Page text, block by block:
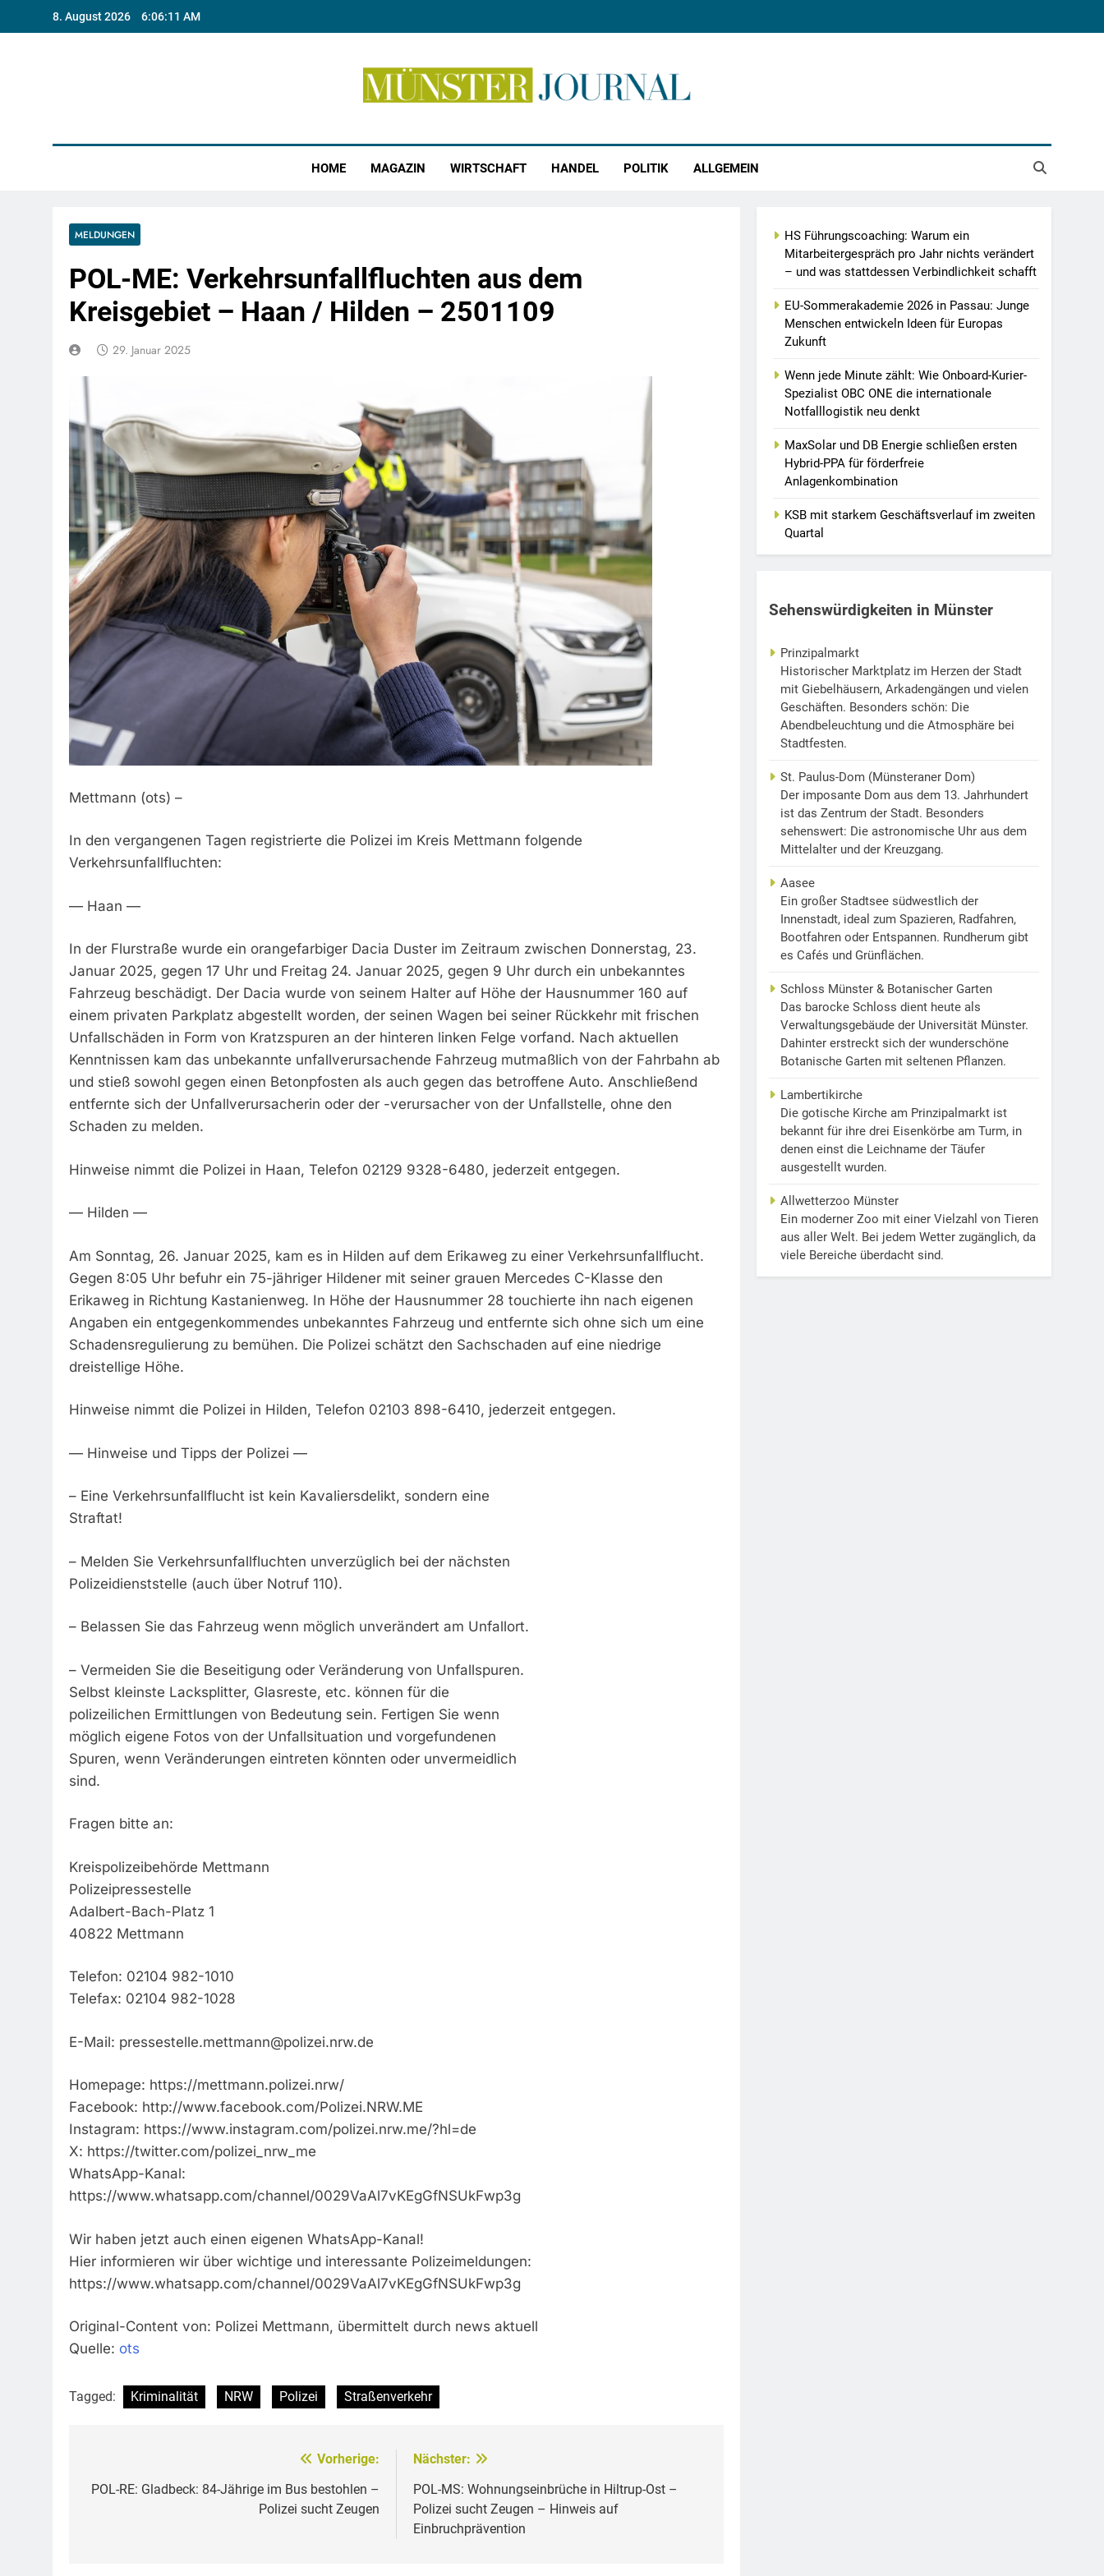
8. August 2026 6:06:12 AM
HOME MAGAZIN WIRTSCHAFT HANDEL POLITIK ALLGEMEIN
MELDUNGEN
POL-ME: Verkehrsunfallfluchten aus dem
Kreisgebiet – Haan / Hilden – 2501109
29. Januar 2025
Mettmann (ots) –
In den vergangenen Tagen registrierte die Polizei im Kreis Mettmann folgende
Verkehrsunfallfluchten:
— Haan —
In der Flurstraße wurde ein orangefarbiger Dacia Duster im Zeitraum zwischen Donnerstag, 23.
Januar 2025, gegen 17 Uhr und Freitag 24. Januar 2025, gegen 9 Uhr durch ein unbekanntes
Fahrzeug beschädigt. Der Dacia wurde von seinem Halter auf Höhe der Hausnummer 160 auf
einem privaten Parkplatz abgestellt worden, der seinen Wagen bei seiner Rückkehr mit frischen
Unfallschäden in Form von Kratzspuren an der hinteren linken Felge vorfand. Nach aktuellen
Kenntnissen kam das unbekannte unfallverursachende Fahrzeug mutmaßlich von der Fahrbahn ab
und stieß sowohl gegen einen Betonpfosten als auch gegen das betroffene Auto. Anschließend
entfernte sich der Unfallverursacherin oder der -verursacher von der Unfallstelle, ohne den
Schaden zu melden.
Hinweise nimmt die Polizei in Haan, Telefon 02129 9328-6480, jederzeit entgegen.
— Hilden —
Am Sonntag, 26. Januar 2025, kam es in Hilden auf dem Erikaweg zu einer Verkehrsunfallflucht.
Gegen 8:05 Uhr befuhr ein 75-jähriger Hildener mit seiner grauen Mercedes C-Klasse den
Erikaweg in Richtung Kastanienweg. In Höhe der Hausnummer 28 touchierte ihn nach eigenen
Angaben ein entgegenkommendes unbekanntes Fahrzeug und entfernte sich ohne sich um eine
Schadensregulierung zu bemühen. Die Polizei schätzt den Sachschaden auf eine niedrige
dreistellige Höhe.
Hinweise nimmt die Polizei in Hilden, Telefon 02103 898-6410, jederzeit entgegen.
— Hinweise und Tipps der Polizei —
– Eine Verkehrsunfallflucht ist kein Kavaliersdelikt, sondern eine
Straftat!
– Melden Sie Verkehrsunfallfluchten unverzüglich bei der nächsten
Polizeidienststelle (auch über Notruf 110).
– Belassen Sie das Fahrzeug wenn möglich unverändert am Unfallort.
– Vermeiden Sie die Beseitigung oder Veränderung von Unfallspuren.
Selbst kleinste Lacksplitter, Glasreste, etc. können für die
polizeilichen Ermittlungen von Bedeutung sein. Fertigen Sie wenn
möglich eigene Fotos von der Unfallsituation und vorgefundenen
Spuren, wenn Veränderungen eintreten könnten oder unvermeidlich
sind.
Fragen bitte an:
Kreispolizeibehörde Mettmann
Polizeipressestelle
Adalbert-Bach-Platz 1
40822 Mettmann
Telefon: 02104 982-1010
Telefax: 02104 982-1028
E-Mail: pressestelle.mettmann@polizei.nrw.de
Homepage: https://mettmann.polizei.nrw/
Facebook: http://www.facebook.com/Polizei.NRW.ME
Instagram: https://www.instagram.com/polizei.nrw.me/?hl=de
X: https://twitter.com/polizei_nrw_me
WhatsApp-Kanal:
https://www.whatsapp.com/channel/0029VaAl7vKEgGfNSUkFwp3g
Wir haben jetzt auch einen eigenen WhatsApp-Kanal!
Hier informieren wir über wichtige und interessante Polizeimeldungen:
https://www.whatsapp.com/channel/0029VaAl7vKEgGfNSUkFwp3g
Original-Content von: Polizei Mettmann, übermittelt durch news aktuell
Quelle: ots
Tagged: Kriminalität NRW Polizei Straßenverkehr
Vorherige:
POL-RE: Gladbeck: 84-Jährige im Bus bestohlen –
Polizei sucht Zeugen
Nächster:
POL-MS: Wohnungseinbrüche in Hiltrup-Ost –
Polizei sucht Zeugen – Hinweis auf
Einbruchprävention
HS Führungscoaching: Warum ein
Mitarbeitergespräch pro Jahr nichts verändert
– und was stattdessen Verbindlichkeit schafft
EU-Sommerakademie 2026 in Passau: Junge
Menschen entwickeln Ideen für Europas
Zukunft
Wenn jede Minute zählt: Wie Onboard-Kurier-
Spezialist OBC ONE die internationale
Notfalllogistik neu denkt
MaxSolar und DB Energie schließen ersten
Hybrid-PPA für förderfreie
Anlagenkombination
KSB mit starkem Geschäftsverlauf im zweiten
Quartal
Sehenswürdigkeiten in Münster
Prinzipalmarkt
Historischer Marktplatz im Herzen der Stadt
mit Giebelhäusern, Arkadengängen und vielen
Geschäften. Besonders schön: Die
Abendbeleuchtung und die Atmosphäre bei
Stadtfesten.
St. Paulus-Dom (Münsteraner Dom)
Der imposante Dom aus dem 13. Jahrhundert
ist das Zentrum der Stadt. Besonders
sehenswert: Die astronomische Uhr aus dem
Mittelalter und der Kreuzgang.
Aasee
Ein großer Stadtsee südwestlich der
Innenstadt, ideal zum Spazieren, Radfahren,
Bootfahren oder Entspannen. Rundherum gibt
es Cafés und Grünflächen.
Schloss Münster & Botanischer Garten
Das barocke Schloss dient heute als
Verwaltungsgebäude der Universität Münster.
Dahinter erstreckt sich der wunderschöne
Botanische Garten mit seltenen Pflanzen.
Lambertikirche
Die gotische Kirche am Prinzipalmarkt ist
bekannt für ihre drei Eisenkörbe am Turm, in
denen einst die Leichname der Täufer
ausgestellt wurden.
Allwetterzoo Münster
Ein moderner Zoo mit einer Vielzahl von Tieren
aus aller Welt. Bei jedem Wetter zugänglich, da
viele Bereiche überdacht sind.